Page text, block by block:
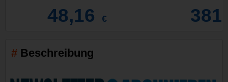
48,16 €
Beschreibung